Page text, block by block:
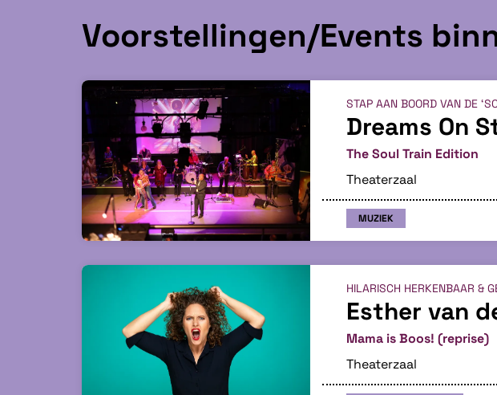
Voorstellingen/Events
Dreams On
The Soul Train Edition
STAP AAN BOORD VAN DE
Theaterzaal
MUZIEK
Esther van
Mama is Boos! (reprise)
HILARISCH HERKENBAAR &
Theaterzaal